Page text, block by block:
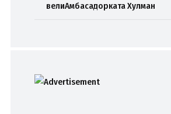
велиАмбасадорката Хулман